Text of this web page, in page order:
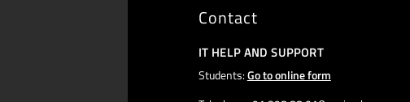
Contact
IT HELP AND SUPPORT
Students:Go to online form